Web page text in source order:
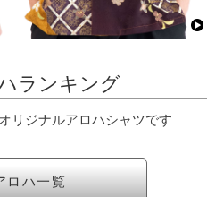
ランキング
リジナルアロハシャツです
ロハ一覧